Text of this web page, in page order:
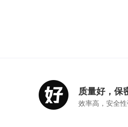
质量好，保
效率高，安全